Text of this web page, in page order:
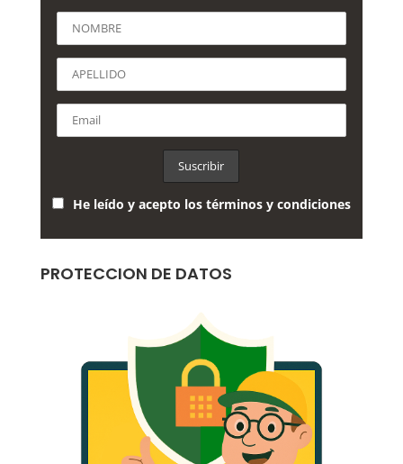
He leído y acepto los términos y condiciones
PROTECCION DE DATOS